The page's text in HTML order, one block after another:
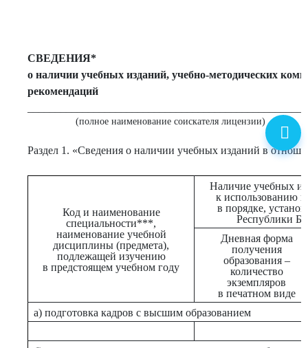
СВЕДЕНИЯ*
о наличии учебных изданий, учебно-методических
рекомендаций
(полное наименование соискателя лицензии)
Раздел 1. «Сведения о наличии учебных изданий в
Код и наименование
специальности***,
наименование учебной
дисциплины (предмета),
подлежащей изучению
в предстоящем учебном году
Наличие учебных
к использованию в
в порядке,
Республики
Дневная форма
получения
образования –
количество
экземпляров
в печатном виде
а) подготовка кадров с высшим образованием